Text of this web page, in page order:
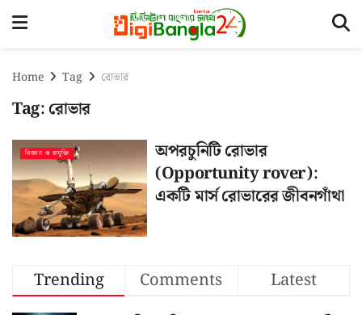
Home Tag রোভার
Tag:রোভার
বিজ্ঞান ও প্রযুক্তি
অপরচুনিটি রোভার
(Opportunity rover):
একটি মার্স রোভারের জীবনগাঁথা
Trending Comments
Latest